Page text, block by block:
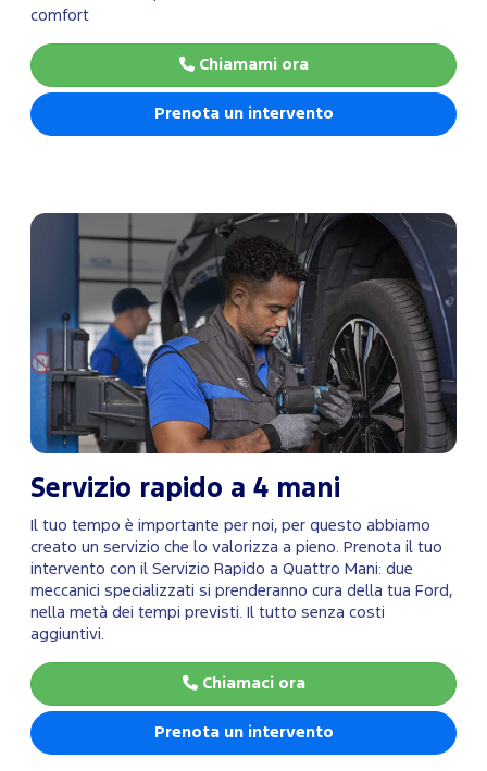
comfort
Chiamami ora
Prenota un intervento
Servizio rapido a 4 mani
Il tuo tempo è importante per noi, per questo abbiamo
creato un servizio che lo valorizza a pieno. Prenota il tuo
intervento con il Servizio Rapido a Quattro Mani: due
meccanici specializzati si prenderanno cura della tua Ford,
nella metà dei tempi previsti. Il tutto senza costi
aggiuntivi.
Chiamaci ora
Prenota un intervento